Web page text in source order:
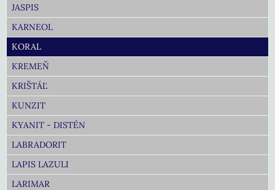
JASPIS
KARNEOL
KORAL
KREMEŇ
KRIŠTÁĽ
KUNZIT
KYANIT - DISTÉN
LABRADORIT
LAPIS LAZULI
LARIMAR